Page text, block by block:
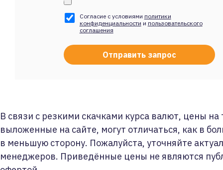
Согласие с условиями политики
конфиденциальности и пользовательского
соглашения
В связи с резкими скачками курса валют, цены на
выложенные на сайте, могут отличаться, как в
в меньшую сторону. Пожалуйста, уточняйте
менеджеров. Приведённые цены не являются